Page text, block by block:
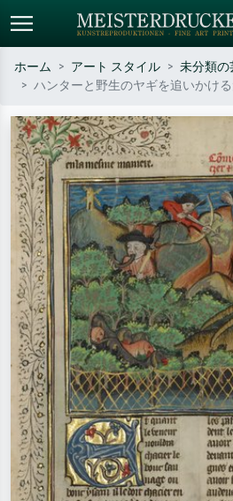
作家名・作品名・スタイルで検索
– 例：モネ、星月夜、印象派、北
斎の波、ヌード。
シ
緑
油
ホーム アート スタイル 未分類の
ハンターと野生のヤギを追いかけ